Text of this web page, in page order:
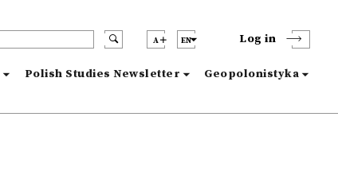
A EN Log in
Polish Studies Newsletter Geopolonistyka